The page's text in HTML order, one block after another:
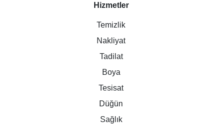
Hizmetler
Temizlik
Nakliyat
Tadilat
Boya
Tesisat
Düğün
Sağlık